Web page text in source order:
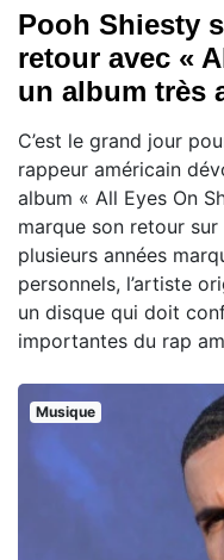
Pooh Shiesty
retour avec «
un album très
C’est le grand jour
rappeur américain
album « All Eyes On
marque son retour
plusieurs années
personnels, l’artiste
un disque qui doit
importantes du rap
Musique